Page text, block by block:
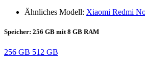
Ähnliches Modell: Xiaomi Redmi
Speicher: 256 GB mit 8 GB RAM
256 GB 512 GB